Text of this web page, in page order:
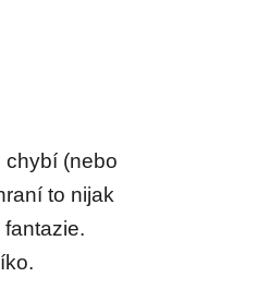
chybí (nebo
to nijak